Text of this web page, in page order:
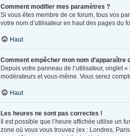
Comment modifier mes paramètres ?
Si vous êtes membre de ce forum, tous vos
votre nom d’utilisateur en haut des pages du
Haut
Comment empêcher mon nom
Depuis votre panneau de l’utilisateur, onglet
modérateurs et vous-même. Vous serez
Haut
Les heures ne sont pas correctes !
Il est possible que l’heure affichée utilise un
zone où vous vous trouvez (ex : Londres,